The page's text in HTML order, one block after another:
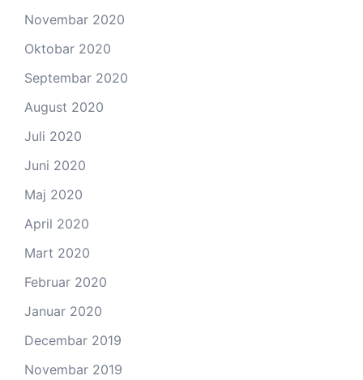
Novembar 2020
Oktobar 2020
Septembar 2020
August 2020
Juli 2020
Juni 2020
Maj 2020
April 2020
Mart 2020
Februar 2020
Januar 2020
Decembar 2019
Novembar 2019